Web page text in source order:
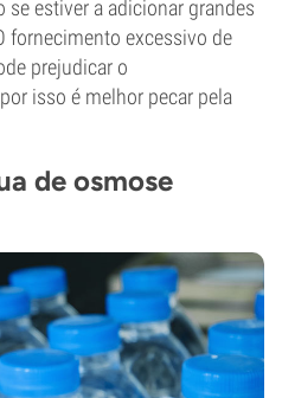
estiver a adicionar grandes
fornecimento excessivo de
prejudicar o
isso é melhor pecar pela
de osmose